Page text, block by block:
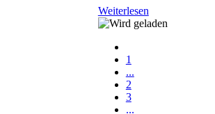
Weiterlesen
1
...
2
3
...